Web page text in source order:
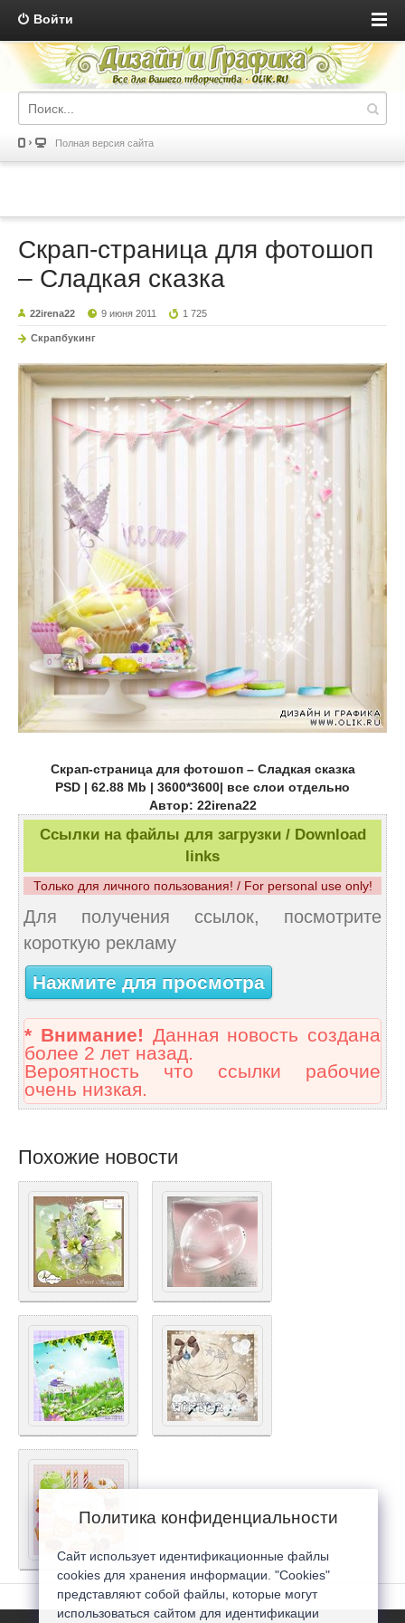
Войти
Полная версия сайта
Скрап-страница для фотошоп
– Сладкая сказка
22irena22 9 июня 2011 1 725
Скрапбукинг
Скрап-страница для фотошоп – Сладкая сказка
PSD | 62.88 Мb | 3600*3600| все слои отдельно
Автор: 22irena22
Ссылки на файлы для загрузки / Download
links
Только для личного пользования! / For personal use only!
Для получения ссылок, посмотрите
короткую рекламу
Нажмите для просмотра
* Внимание! Данная новость создана
более 2 лет назад.
Вероятность что ссылки рабочие
очень низкая.
Похожие новости
Политика конфиденциальности
Сайт использует идентификационные файлы
cookies для хранения информации. "Cookies"
представляют собой файлы, которые могут
использоваться сайтом для идентификации